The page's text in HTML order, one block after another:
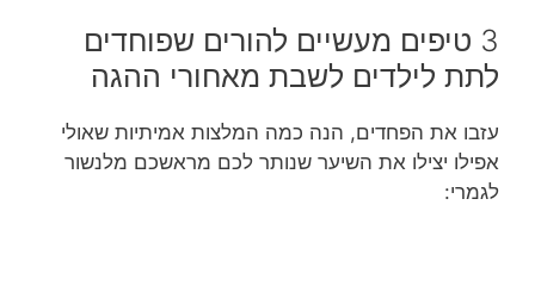
3 טיפים מעשיים להורים שפוחדים
לתת לילדים לשבת מאחורי ההגה
עזבו את הפחדים, הנה כמה המלצות אמיתיות שאולי
אפילו יצילו את השיער שנותר לכם מראשכם מלנשור
לגמרי: